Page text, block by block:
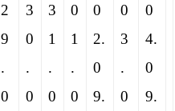
2
9
.
0
3
0
.
0
3
1
.
0
0
1
.
0
0
2.
0
9.
0
3
.
0
0
4.
0
9.